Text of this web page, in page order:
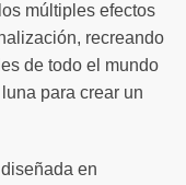
múltiples efectos
recreando
de todo el mundo
para crear un
en